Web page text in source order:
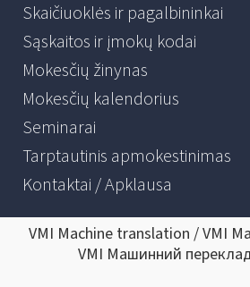
Skaičiuoklės ir pagalbininkai
Sąskaitos ir įmokų kodai
Mokesčių žinynas
Mokesčių kalendorius
Seminarai
Tarptautinis apmokestinimas
Kontaktai / Apklausa
VMI Machine translation / VMI
VMI Машинний